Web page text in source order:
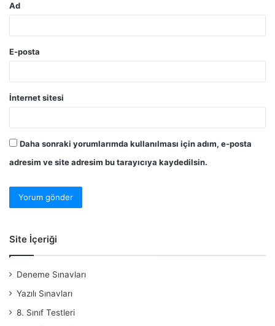
Ad
E-posta
İnternet sitesi
Daha sonraki yorumlarımda kullanılması için adım, e-posta
adresim ve site adresim bu tarayıcıya kaydedilsin.
Site İçeriği
Deneme Sınavları
Yazılı Sınavları
8. Sınıf Testleri